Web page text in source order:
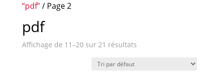
“pdf”/ Page 2
pdf
Affichage de 11–20 sur 21 résultats